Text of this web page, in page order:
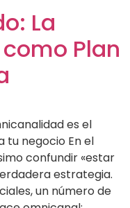
La
Plan
es el
tu negocio En el
confundir «estar
estrategia.
un número de